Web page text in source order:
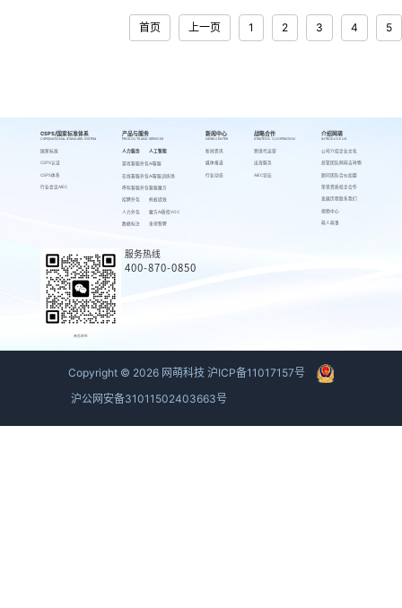
首页 上一页 1 2 3 4 5
CSPS/国家标准体系
CSPS/NATIONAL STANDARD SYSTEM
国家标准
CSPS认证
CSPS体系
行业会议AIEC
产品与服务
PRODUCTS AND SERVICES
人力服务
游戏客服外包
在线客服外包
呼叫客服外包
招聘外包
人力外包
数据标注
人工智能
AI客服
AI客服训练场
客服魔方
蚂蚁绩效
魔方AI质检VOC
来呗智聘
新闻中心
NEWS CENTER
新闻资讯
媒体报道
行业动态
战略合作
STRATEGIC COOPERATION
跨境代运营
出海服务
AIEC论坛
介绍网萌
INTRODUCE US
公司介绍
高管团队
顾问团队
荣誉资质
发展历程
视频中心
萌人萌事
企业文化
网萌吉祥物
合伙加盟
校企合作
联系我们
商务联系
服务热线
400-870-0850
Copyright © 2026 网萌科技 沪ICP备11017157号
沪公网安备31011502403663号